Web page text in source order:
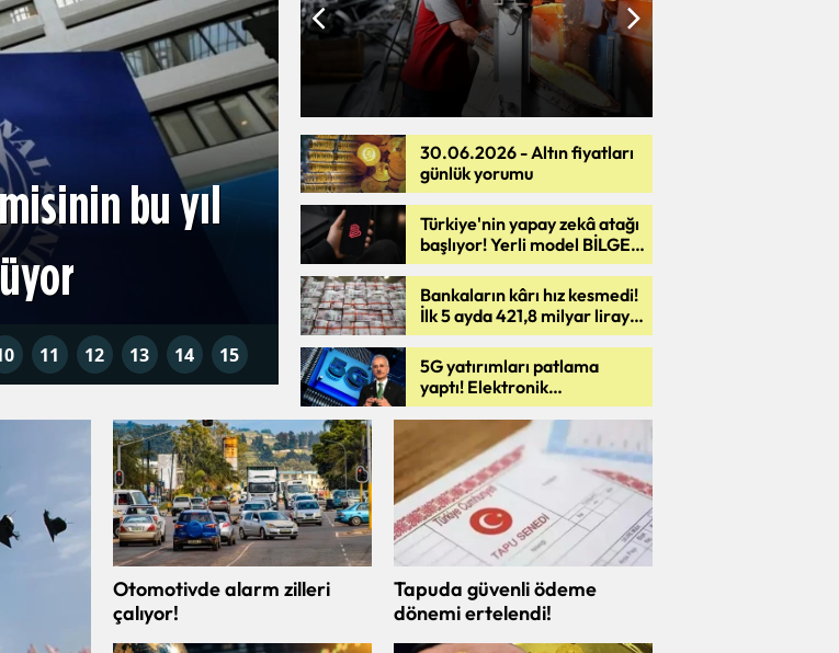
bu yıl
Finans 22:30
Bitcoin, 65 bin dolar seviyesinin
düştü...
11 12 13 14 15
30.06.2026 - Altın fiyatları
günlük yorumu
Türkiye'nin yapay zekâ atağı
başlıyor! Yerli model BİLGE
milyonlarla buluşmaya
hazırlanıyor
Bankaların kârı hız kesmedi!
İlk 5 ayda 421,8 milyar lirayı
aştı
5G yatırımları patlama
yaptı! Elektronik
haberleşmede 263 milyar
liralık tarihi rekor
Otomotivde alarm zilleri
çalıyor!
Tapuda güvenli ödeme
dönemi ertelendi!